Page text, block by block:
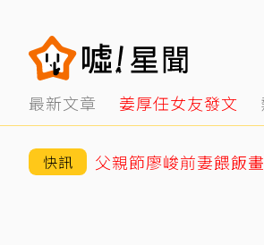
最新文章 姜厚任女友發文
快訊 父親節廖峻前妻餵飯